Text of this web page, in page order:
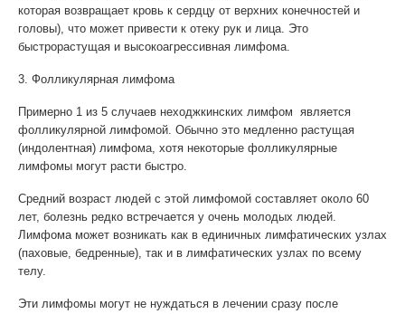
которая возвращает кровь к сердцу от верхних конечностей и
головы), что может привести к отеку рук и лица. Это
быстрорастущая и высокоагрессивная лимфома.
3. Фолликулярная лимфома
Примерно 1 из 5 случаев неходжкинских лимфом является
фолликулярной лимфомой. Обычно это медленно растущая
(индолентная) лимфома, хотя некоторые фолликулярные
лимфомы могут расти быстро.
Средний возраст людей с этой лимфомой составляет около 60
лет, болезнь редко встречается у очень молодых людей.
Лимфома может возникать как в единичных лимфатических узлах
(паховые, бедренные), так и в лимфатических узлах по всему
телу.
Эти лимфомы могут не нуждаться в лечении сразу после